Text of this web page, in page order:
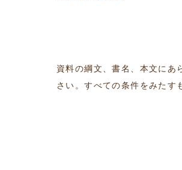
資料の綱文、書名、本文にあ
さい。すべての条件をみたす